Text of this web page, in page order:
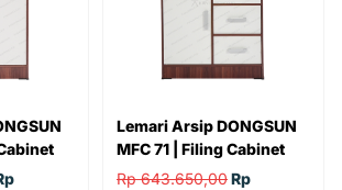
Lemari Arsip DONGSUN
MFC 71 | Filing Cabinet
Rp 643.650,00Rp